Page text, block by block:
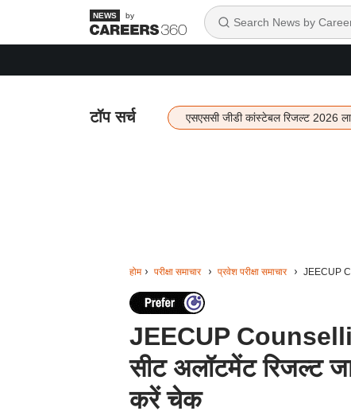
by
टॉप सर्च एसएससी जीडी कांस्टेबल रिजल्ट 2026
होम परीक्षा समाचार प्रवेश परीक्षा समाचार JEECUP
JEECUP
सीट अलॉटमेंट रिजल्ट
करें चेक